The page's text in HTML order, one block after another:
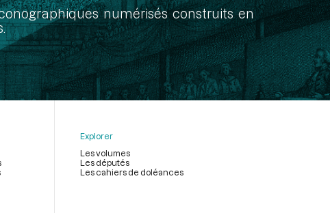
numérisés construits en
Explorer
Les volumes
Les députés
Les cahiers de doléances